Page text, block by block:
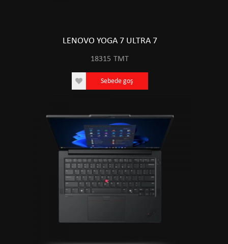
LENOVO YOGA 7 ULTRA 7
18315 TMT
Sebede goş